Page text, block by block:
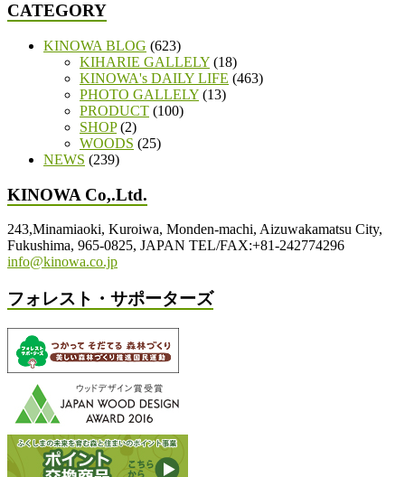
CATEGORY
KINOWA BLOG (623)
KIHARIE GALLELY (18)
KINOWA's DAILY LIFE (463)
PHOTO GALLELY (13)
PRODUCT (100)
SHOP(2)
WOODS (25)
NEWS (239)
KINOWA Co,.Ltd.
243,Minamiaoki, Kuroiwa, Monden-machi, Aizuwakamatsu City,
Fukushima, 965-0825, JAPAN TEL/FAX:+81-242774296
info@kinowa.co.jp
フォレスト・サポーターズ